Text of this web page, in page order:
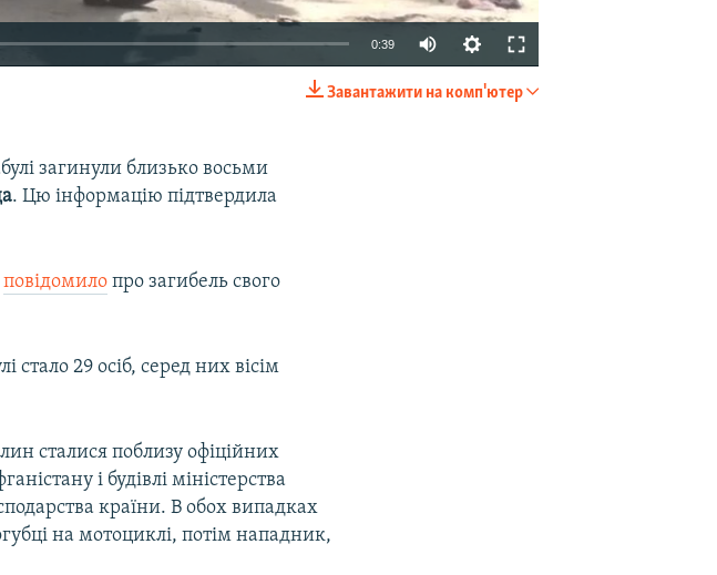
0:39
Завантажити на комп'ютер
загинули близько восьми
. Цю інформацію підтвердила
повідомило про загибель свого
29 осіб, серед них вісім
сталися поблизу офіційних
і будівлі міністерства
країни. В обох випадках
на мотоциклі, потім нападник,